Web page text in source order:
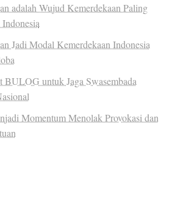
adalah Wujud Kemerdekaan Paling
Jadi Modal Kemerdekaan Indonesia
BULOG untuk Jaga Swasembada
Momentum Menolak Provokasi dan